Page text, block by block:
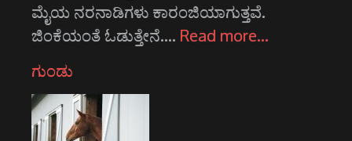
ಮೈಯ ನರನಾಡಿಗಳು ಕಾರಂಜಿಯಾಗುತ್ತವೆ.
ಜಿಂಕೆಯಂತೆ ಓಡುತ್ತೇನೆ.… Read more…
ಗುಂಡು